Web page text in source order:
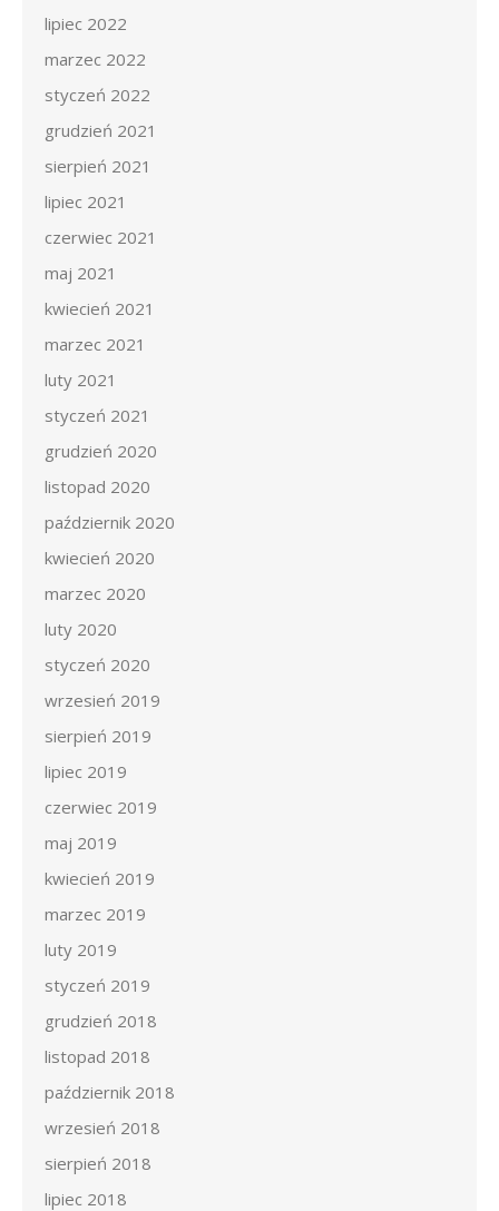
lipiec 2022
marzec 2022
styczeń 2022
grudzień 2021
sierpień 2021
lipiec 2021
czerwiec 2021
maj 2021
kwiecień 2021
marzec 2021
luty 2021
styczeń 2021
grudzień 2020
listopad 2020
październik 2020
kwiecień 2020
marzec 2020
luty 2020
styczeń 2020
wrzesień 2019
sierpień 2019
lipiec 2019
czerwiec 2019
maj 2019
kwiecień 2019
marzec 2019
luty 2019
styczeń 2019
grudzień 2018
listopad 2018
październik 2018
wrzesień 2018
sierpień 2018
lipiec 2018